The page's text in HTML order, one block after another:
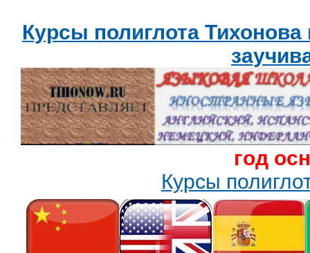
Курсы полиглота
год
Курсы